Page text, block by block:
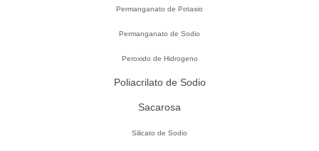
Permanganato de Potasio
Permanganato de Sodio
Peroxido de Hidrogeno
Poliacrilato de Sodio
Sacarosa
Silicato de Sodio